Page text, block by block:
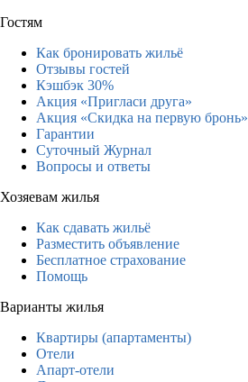
Гостям
Как бронировать жильё
Отзывы гостей
Кэшбэк 30%
Акция «Пригласи друга»
Акция «Скидка на первую бронь»
Гарантии
Суточный Журнал
Вопросы и ответы
Хозяевам жилья
Как сдавать жильё
Разместить объявление
Бесплатное страхование
Помощь
Варианты жилья
Квартиры (апартаменты)
Отели
Апарт-отели